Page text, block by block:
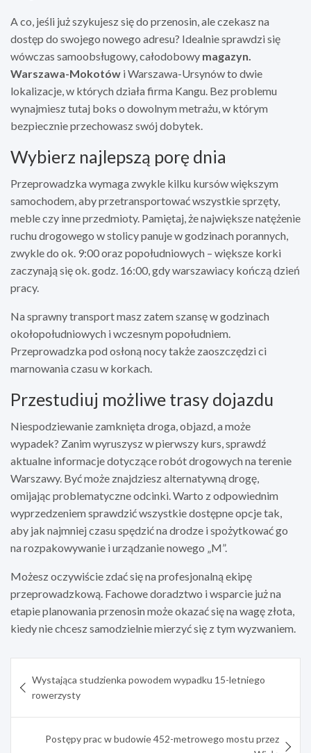
A co, jeśli już szykujesz się do przenosin, ale czekasz na
dostęp do swojego nowego adresu? Idealnie sprawdzi się
wówczas samoobsługowy, całodobowy magazyn.
Warszawa-Mokotów i Warszawa-Ursynów to dwie
lokalizacje, w których działa firma Kangu. Bez problemu
wynajmiesz tutaj boks o dowolnym metrażu, w którym
bezpiecznie przechowasz swój dobytek.
Wybierz najlepszą porę dnia
Przeprowadzka wymaga zwykle kilku kursów większym
samochodem, aby przetransportować wszystkie sprzęty,
meble czy inne przedmioty. Pamiętaj, że największe natężenie
ruchu drogowego w stolicy panuje w godzinach porannych,
zwykle do ok. 9:00 oraz popołudniowych – większe korki
zaczynają się ok. godz. 16:00, gdy warszawiacy kończą dzień
pracy.
Na sprawny transport masz zatem szansę w godzinach
okołopołudniowych i wczesnym popołudniem.
Przeprowadzka pod osłoną nocy także zaoszczędzi ci
marnowania czasu w korkach.
Przestudiuj możliwe trasy dojazdu
Niespodziewanie zamknięta droga, objazd, a może
wypadek? Zanim wyruszysz w pierwszy kurs, sprawdź
aktualne informacje dotyczące robót drogowych na terenie
Warszawy. Być może znajdziesz alternatywną drogę,
omijając problematyczne odcinki. Warto z odpowiednim
wyprzedzeniem sprawdzić wszystkie dostępne opcje tak,
aby jak najmniej czasu spędzić na drodze i spożytkować go
na rozpakowywanie i urządzanie nowego „M”.
Możesz oczywiście zdać się na profesjonalną ekipę
przeprowadzkową. Fachowe doradztwo i wsparcie już na
etapie planowania przenosin może okazać się na wagę złota,
kiedy nie chcesz samodzielnie mierzyć się z tym wyzwaniem.
wpisu
Wystająca studzienka powodem wypadku 15-letniego
rowerzysty
Postępy prac w budowie 452-metrowego mostu przez